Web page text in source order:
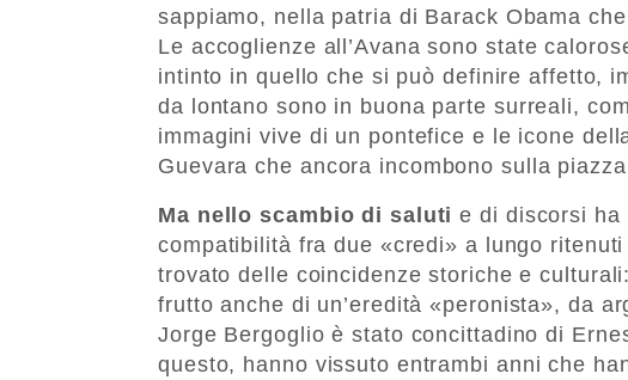
sappiamo, nella patria di Barack Obama
Le accoglienze all’Avana sono state
intinto in quello che si può definire affetto,
da lontano sono in buona parte surreali,
immagini vive di un pontefice e le icone
Guevara che ancora incombono sulla
Ma nello scambio di saluti e di discorsi ha
compatibilità fra due «credi» a lungo
trovato delle coincidenze storiche e
frutto anche di un’eredità «peronista», da
Jorge Bergoglio è stato concittadino di
questo, hanno vissuto entrambi anni che